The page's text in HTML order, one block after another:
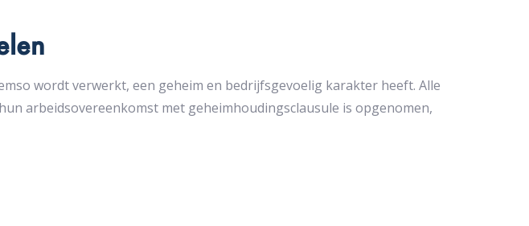
wordt verwerkt, een geheim en bedrijfsgevoelig karakter heeft. Alle
arbeidsovereenkomst met geheimhoudingsclausule is opgenomen,